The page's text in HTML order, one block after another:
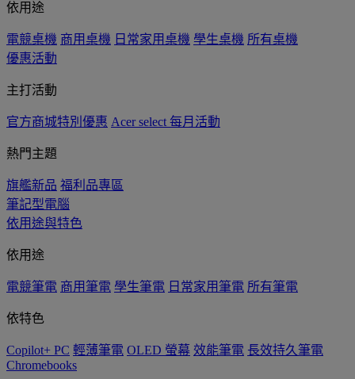
依用途
電競桌機 商用桌機 日常家用桌機 學生桌機 所有桌機
優惠活動
主打活動
官方商城特別優惠 Acer select 每月活動
熱門主題
旗艦新品 福利品專區
筆記型電腦
依用途與特色
依用途
電競筆電 商用筆電 學生筆電 日常家用筆電 所有筆電
依特色
Copilot+ PC 輕薄筆電 OLED 螢幕 效能筆電 長效持久筆電
Chromebooks